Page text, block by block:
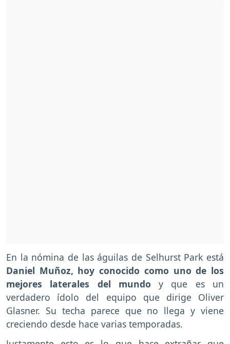
En la nómina de las águilas de Selhurst Park está
Daniel Muñoz, hoy conocido como uno de los
mejores laterales del mundo y que es un
verdadero ídolo del equipo que dirige Oliver
Glasner. Su techa parece que no llega y viene
creciendo desde hace varias temporadas.